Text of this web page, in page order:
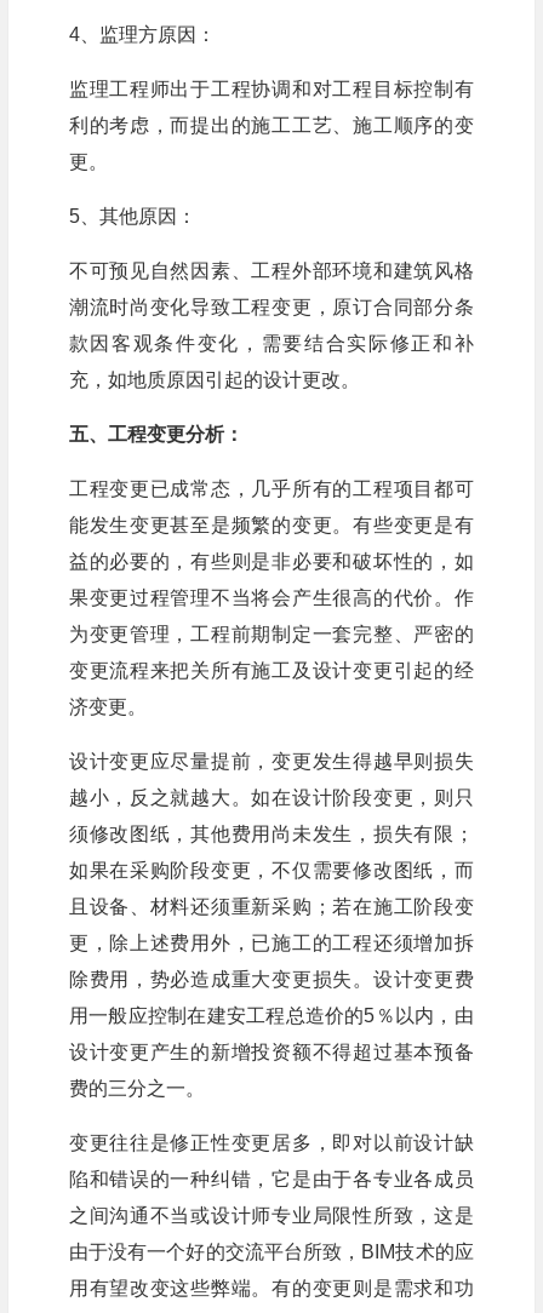
4、监理方原因：
监理工程师出于工程协调和对工程目标控制有
利的考虑，而提出的施工工艺、施工顺序的变
更。
5、其他原因：
不可预见自然因素、工程外部环境和建筑风格
潮流时尚变化导致工程变更，原订合同部分条
款因客观条件变化，需要结合实际修正和补
充，如地质原因引起的设计更改。
五、工程变更分析：
工程变更已成常态，几乎所有的工程项目都可
能发生变更甚至是频繁的变更。有些变更是有
益的必要的，有些则是非必要和破坏性的，如
果变更过程管理不当将会产生很高的代价。作
为变更管理，工程前期制定一套完整、严密的
变更流程来把关所有施工及设计变更引起的经
济变更。
设计变更应尽量提前，变更发生得越早则损失
越小，反之就越大。如在设计阶段变更，则只
须修改图纸，其他费用尚未发生，损失有限；
如果在采购阶段变更，不仅需要修改图纸，而
且设备、材料还须重新采购；若在施工阶段变
更，除上述费用外，已施工的工程还须增加拆
除费用，势必造成重大变更损失。设计变更费
用一般应控制在建安工程总造价的5％以内，由
设计变更产生的新增投资额不得超过基本预备
费的三分之一。
变更往往是修正性变更居多，即对以前设计缺
陷和错误的一种纠错，它是由于各专业各成员
之间沟通不当或设计师专业局限性所致，这是
由于没有一个好的交流平台所致，BIM技术的应
用有望改变这些弊端。有的变更则是需求和功